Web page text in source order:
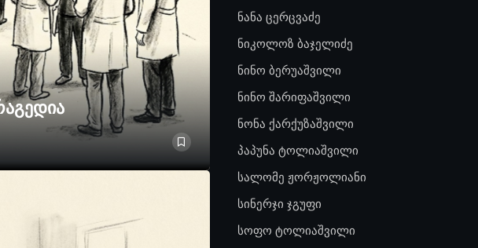
ნანა ცერცვაძე
ნიკოლოზ ბაჯელიძე
ნინო ბერუაშვილი
ნინო შარიფაშვილი
ნონა ქარქუზაშვილი
პაპუნა ტოლიაშვილი
სალომე ჟორჟოლიანი
სინერჯი ჯგუფი
სოფო ტოლიაშვილი